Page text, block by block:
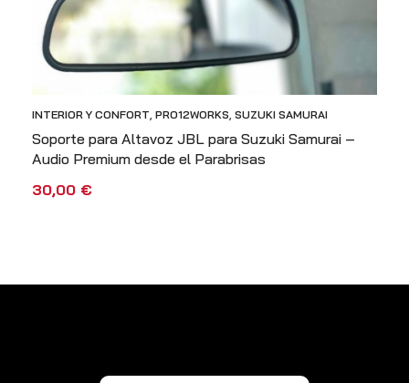
INTERIOR Y CONFORT PRO12WORKS SUZUKI SAMURAI
Soporte para Altavoz JBL para Suzuki Samurai –
Audio Premium desde el Parabrisas
30,00 €